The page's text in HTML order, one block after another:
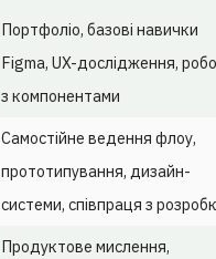
Портфоліо, базові навички
Figma, UX-дослідження,
з компонентами
Самостійне ведення флоу,
прототипування, дизайн-
системи, співпраця з
Продуктове мислення,